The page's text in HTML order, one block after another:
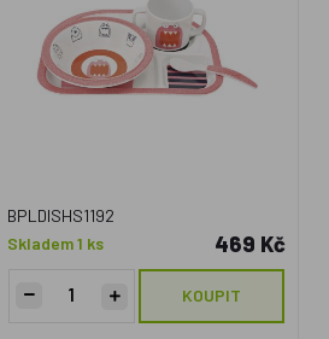
BPLDISHS1192
Skladem 1 ks
469 Kč
KOUPIT